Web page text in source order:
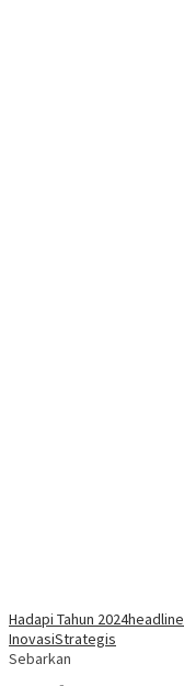
Hadapi Tahun 2024headline
InovasiStrategis
Sebarkan